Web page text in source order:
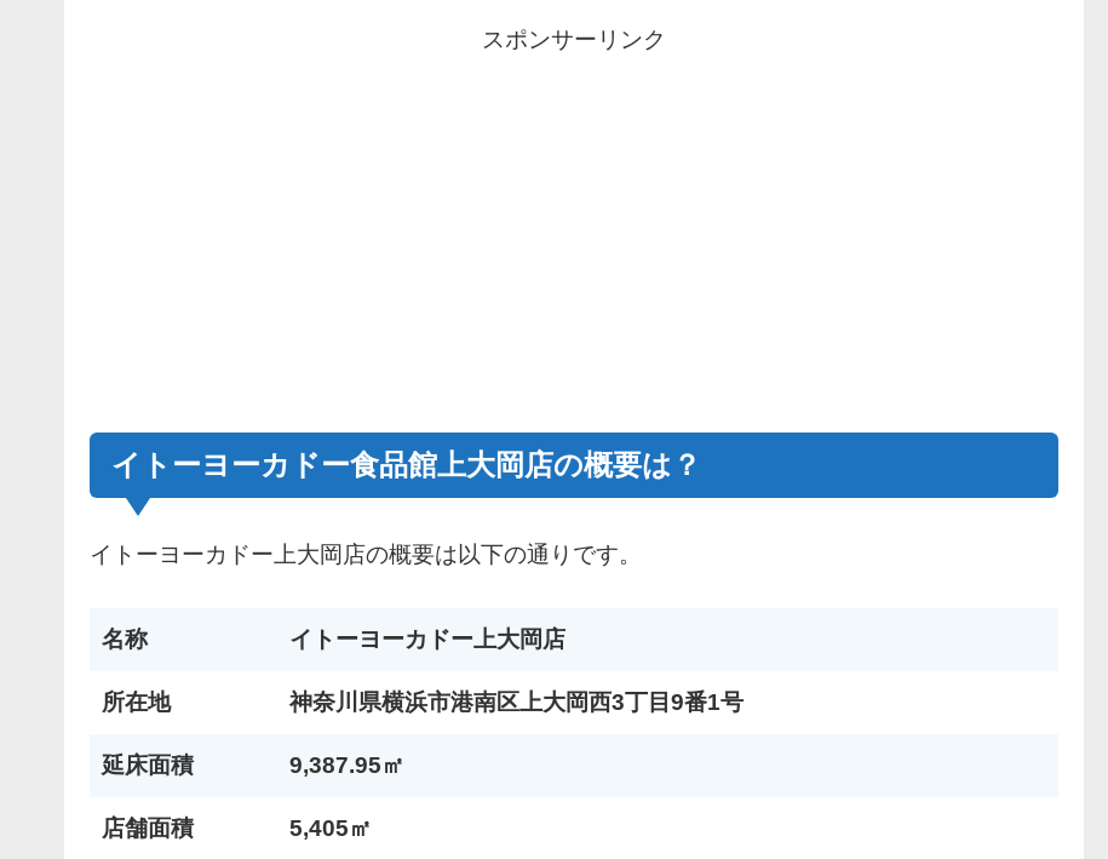
スポンサーリンク
イトーヨーカドー食品館上大岡店の概要は？
イトーヨーカドー上大岡店の概要は以下の通りです。
名称 イトーヨーカドー上大岡店
所在地 神奈川県横浜市港南区上大岡西3丁目9番1号
延床面積 9,387.95㎡
店舗面積 5,405㎡